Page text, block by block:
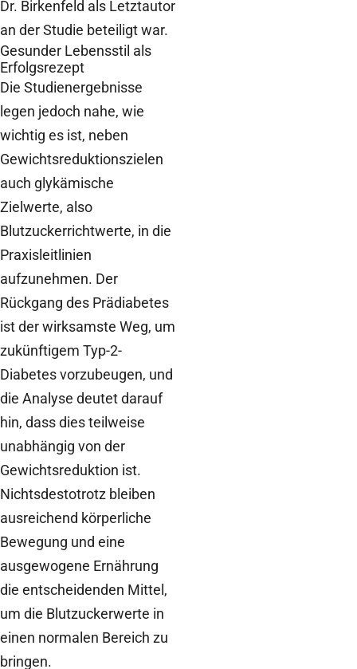
Dr. Birkenfeld als Letztautor
an der Studie beteiligt war.
Gesunder Lebensstil als
Erfolgsrezept
Die Studienergebnisse
legen jedoch nahe, wie
wichtig es ist, neben
Gewichtsreduktionszielen
auch glykämische
Zielwerte, also
Blutzuckerrichtwerte, in die
Praxisleitlinien
aufzunehmen. Der
Rückgang des Prädiabetes
ist der wirksamste Weg, um
zukünftigem Typ-2-
Diabetes vorzubeugen, und
die Analyse deutet darauf
hin, dass dies teilweise
unabhängig von der
Gewichtsreduktion ist.
Nichtsdestotrotz bleiben
ausreichend körperliche
Bewegung und eine
ausgewogene Ernährung
die entscheidenden Mittel,
um die Blutzuckerwerte in
einen normalen Bereich zu
bringen.